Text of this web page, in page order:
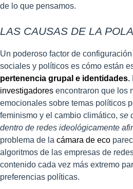
de lo que pensamos.
LAS CAUSAS DE LA
Un poderoso factor de
sociales y políticos es cómo están
pertenencia grupal e identidades.
investigadores encontraron que los
emocionales sobre temas políticos
feminismo y el cambio climático, se
dentro de redes ideológicamente
problema de la cámara de eco
algoritmos de las empresas de
contenido cada vez más extremo
preferencias políticas.